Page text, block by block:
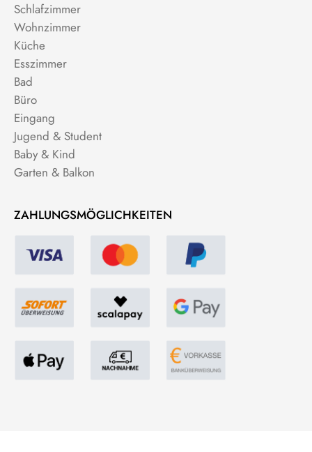
Schlafzimmer
Wohnzimmer
Küche
Esszimmer
Bad
Büro
Eingang
Jugend & Student
Baby & Kind
Garten & Balkon
ZAHLUNGSMÖGLICHKEITEN